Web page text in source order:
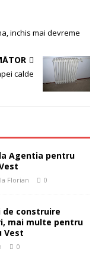
inchis mai devreme
calde
Agentia pentru
Florian 0
construire
mai multe pentru
Vest
0